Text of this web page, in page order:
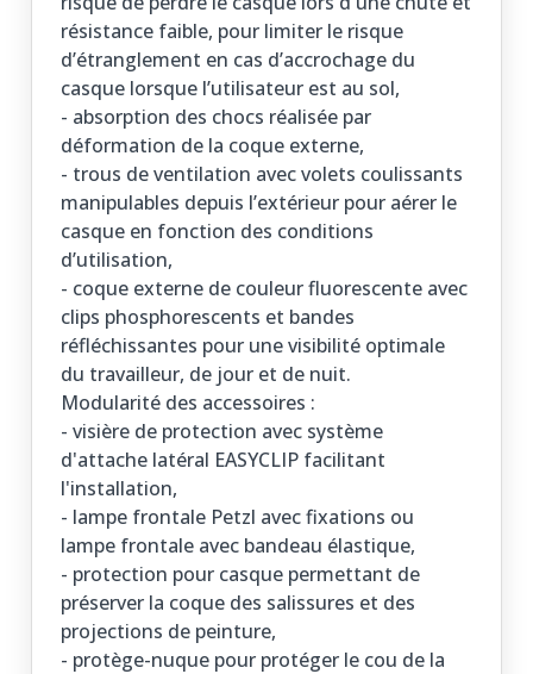
résistance faible, pour limiter le risque
d’étranglement en cas d’accrochage du
casque lorsque l’utilisateur est au sol,
- absorption des chocs réalisée par
déformation de la coque externe,
- trous de ventilation avec volets coulissants
manipulables depuis l’extérieur pour aérer le
casque en fonction des conditions
d’utilisation,
- coque externe de couleur fluorescente avec
clips phosphorescents et bandes
réfléchissantes pour une visibilité optimale
du travailleur, de jour et de nuit.
Modularité des accessoires :
- visière de protection avec système
d'attache latéral EASYCLIP facilitant
l'installation,
- lampe frontale Petzl avec fixations ou
lampe frontale avec bandeau élastique,
- protection pour casque permettant de
préserver la coque des salissures et des
projections de peinture,
- protège-nuque pour protéger le cou de la